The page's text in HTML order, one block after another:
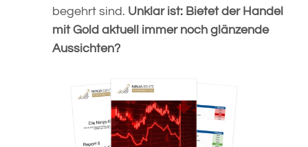
begehrt sind. Unklar ist: Bietet der Handel
mit Gold aktuell immer noch glänzende
Aussichten?